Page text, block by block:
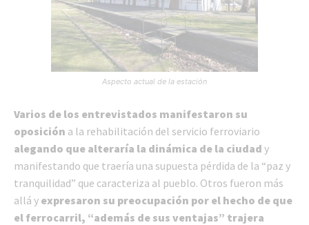
Aspecto actual de la estación
Varios de los entrevistados manifestaron su
oposición a la rehabilitación del servicio ferroviario
alegando que alteraría la dinámica de la ciudad y
manifestando que traería una supuesta pérdida de la “paz y
tranquilidad” que caracteriza al pueblo. Otros fueron más
allá y expresaron su preocupación por el hecho de que
el ferrocarril, “además de sus ventajas” trajera